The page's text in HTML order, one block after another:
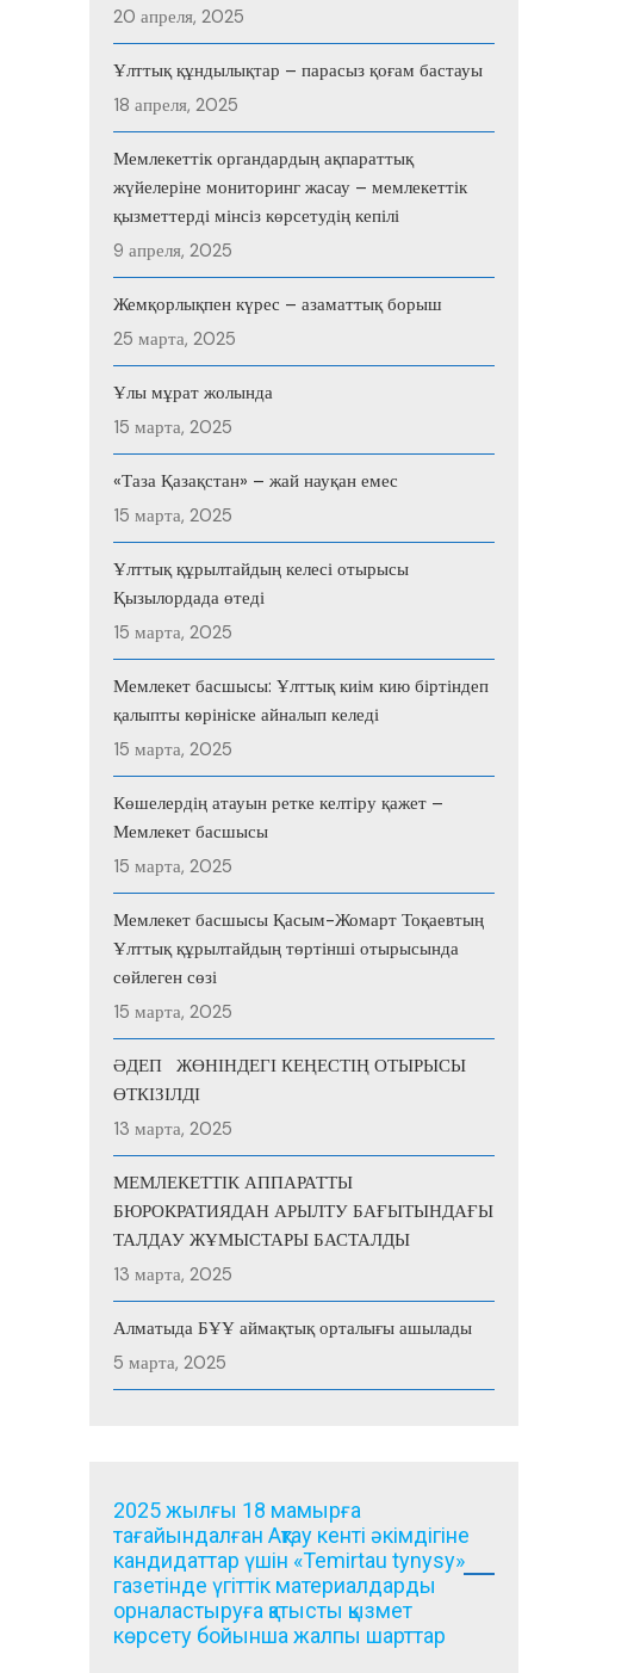
20 апреля, 2025
Ұлттық құндылықтар – парасыз қоғам бастауы
18 апреля, 2025
Мемлекеттік органдардың ақпараттық
жүйелеріне мониторинг жасау – мемлекеттік
қызметтерді мінсіз көрсетудің кепілі
9 апреля, 2025
Жемқорлықпен күрес – азаматтық борыш
25 марта, 2025
Ұлы мұрат жолында
15 марта, 2025
«Таза Қазақстан» – жай науқан емес
15 марта, 2025
Ұлттық құрылтайдың келесі отырысы
Қызылордада өтеді
15 марта, 2025
Мемлекет басшысы: Ұлттық киім кию біртіндеп
қалыпты көрініске айналып келеді
15 марта, 2025
Көшелердің атауын ретке келтіру қажет –
Мемлекет басшысы
15 марта, 2025
Мемлекет басшысы Қасым-Жомарт Тоқаевтың
Ұлттық құрылтайдың төртінші отырысында
сөйлеген сөзі
15 марта, 2025
ӘДЕП ЖӨНІНДЕГІ КЕҢЕСТІҢ ОТЫРЫСЫ
ӨТКІЗІЛДІ
13 марта, 2025
МЕМЛЕКЕТТІК АППАРАТТЫ
БЮРОКРАТИЯДАН АРЫЛТУ БАҒЫТЫНДАҒЫ
ТАЛДАУ ЖҰМЫСТАРЫ БАСТАЛДЫ
13 марта, 2025
Алматыда БҰҰ аймақтық орталығы ашылады
5 марта, 2025
2025 жылғы 18 мамырға
тағайындалған Ақтау кенті әкімдігіне
кандидаттар үшін «Temirtau tynysy»
газетінде үгіттік материалдарды
орналастыруға қатысты қызмет
көрсету бойынша жалпы шарттар